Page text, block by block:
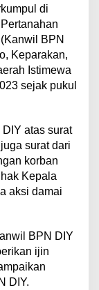
di
BPN
Keparakan,
Istimewa
sejak pukul
atas surat
surat dari
korban
Kepala
aksi damai
BPN DIY
ijin
DIY.